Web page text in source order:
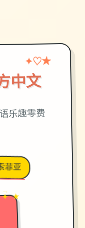
中文
✦♡★
乐趣零费
菲亚
→
✦ ★